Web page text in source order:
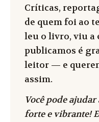
Críticas,
de quem foi ao
leu o livro, viu a
publicamos é
leitor — e
assim.
Você pode
forte e vibrante!